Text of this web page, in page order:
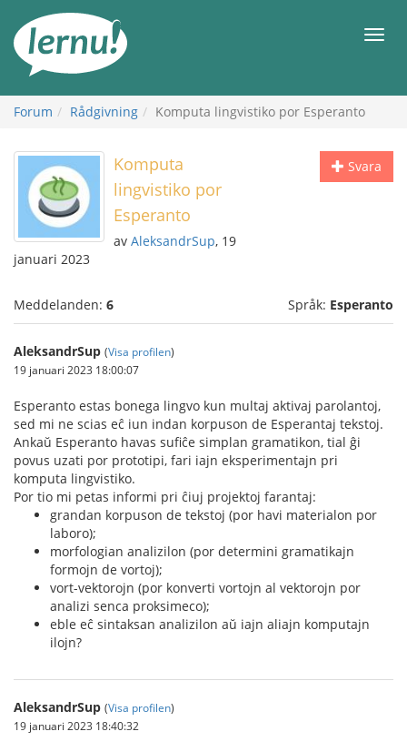
sidans
innehåll
Meny
Forum Rådgivning Komputa lingvistiko por Esperanto
Svara
Komputa
lingvistiko por
Esperanto
av AleksandrSup, 19
januari 2023
Meddelanden: 6 Språk: Esperanto
AleksandrSup (Visa profilen)
19 januari 2023 18:00:07
Esperanto estas bonega lingvo kun multaj aktivaj parolantoj,
sed mi ne scias eĉ iun indan korpuson de Esperantaj tekstoj.
Ankaŭ Esperanto havas sufiĉe simplan gramatikon, tial ĝi
povus uzati por prototipi, fari iajn eksperimentajn pri
komputa lingvistiko.
Por tio mi petas informi pri ĉiuj projektoj farantaj:
grandan korpuson de tekstoj (por havi materialon por
laboro);
morfologian analizilon (por determini gramatikajn
formojn de vortoj);
vort-vektorojn (por konverti vortojn al vektorojn por
analizi senca proksimeco);
eble eĉ sintaksan analizilon aŭ iajn aliajn komputajn
ilojn?
AleksandrSup (Visa profilen)
19 januari 2023 18:40:32